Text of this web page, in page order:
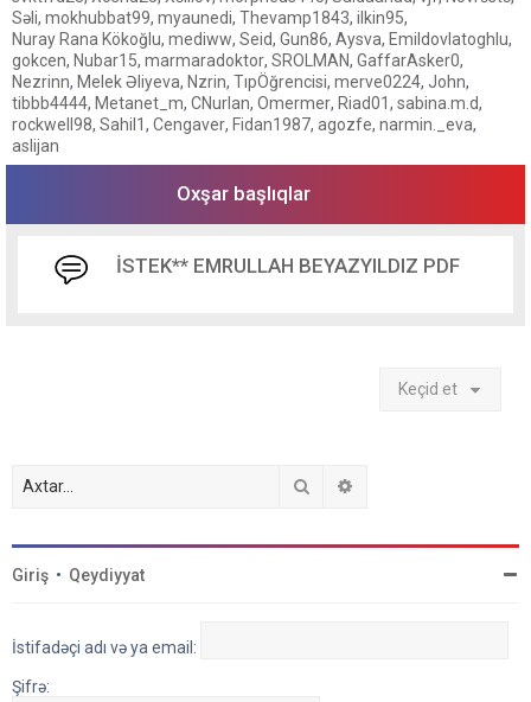
Səli, mokhubbat99, myaunedi, Thevamp1843, ilkin95,
Nuray Rana Kökoğlu, mediww, Seid, Gun86, Aysva, Emildovlatoghlu,
gokcen, Nubar15, marmaradoktor, SROLMAN, GaffarAsker0,
Nezrinn, Melek Əliyeva, Nzrin, TıpÖğrencisi, merve0224, John,
tibbb4444, Metanet_m, CNurlan, Omermer, Riad01, sabina.m.d,
rockwell98, Sahil1, Cengaver, Fidan1987, agozfe, narmin._eva,
aslijan
Oxşar başlıqlar
İSTEK** EMRULLAH BEYAZYILDIZ PDF
Keçid et
Axtar
Giriş • Qeydiyyat
İstifadəçi adı və ya email:
Şifrə: